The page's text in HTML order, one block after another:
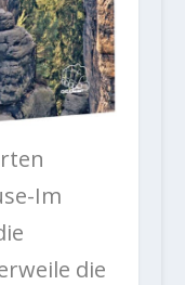
Im
die